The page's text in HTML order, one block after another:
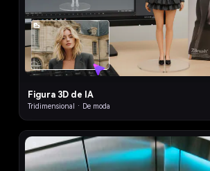
Figura 3D de IA
Tridimensional · De moda